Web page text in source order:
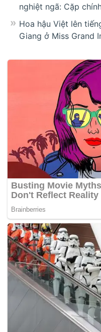
nghiệt ngã: Cặp
Hoa hậu Việt lên
Giang ở Miss Grand